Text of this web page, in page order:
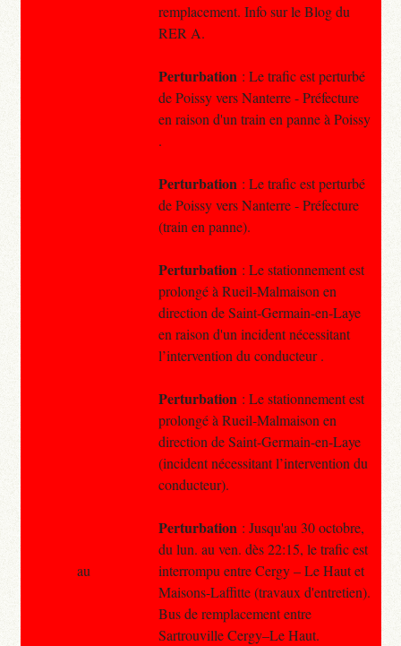
remplacement. Info sur le Blog du
RER A.
Perturbation : Le trafic est perturbé
de Poissy vers Nanterre - Préfecture
en raison d'un train en panne à Poissy
.
Perturbation : Le trafic est perturbé
de Poissy vers Nanterre - Préfecture
(train en panne).
Perturbation : Le stationnement est
prolongé à Rueil-Malmaison en
direction de Saint-Germain-en-Laye
en raison d'un incident nécessitant
l’intervention du conducteur .
Perturbation : Le stationnement est
prolongé à Rueil-Malmaison en
direction de Saint-Germain-en-Laye
(incident nécessitant l’intervention du
conducteur).
Perturbation : Jusqu'au 30 octobre,
du lun. au ven. dès 22:15, le trafic est
interrompu entre Cergy – Le Haut et
Maisons-Laffitte (travaux d'entretien).
Bus de remplacement entre
Sartrouville Cergy–Le Haut.
au